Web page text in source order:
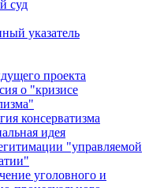
суд
указатель
проекта
о "кризисе
консерватизма
идея
"управляемой
уголовного и